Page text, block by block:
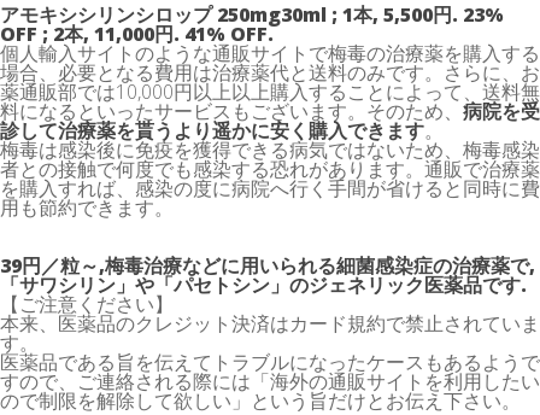
アモキシシリンシロップ 250mg30ml ; 1本, 5,500円. 23%
OFF ; 2本, 11,000円. 41% OFF.
個人輸入サイトのような通販サイトで梅毒の治療薬を購入する
場合、必要となる費用は治療薬代と送料のみです。さらに、お
薬通販部では10,000円以上以上購入することによって、送料無
料になるといったサービスもございます。そのため、 病院を受
診して治療薬を貰うより遥かに安く購入できます。
梅毒は感染後に免疫を獲得できる病気ではないため、梅毒感染
者との接触で何度でも感染する恐れがあります。通販で治療薬
を購入すれば、感染の度に病院へ行く手間が省けると同時に費
用も節約できます。
39円／粒～,梅毒治療などに用いられる細菌感染症の治療薬で,
「サワシリン」や「パセトシン」のジェネリック医薬品です.
【ご注意ください】
本来、医薬品のクレジット決済はカード規約で禁止されていま
す。
医薬品である旨を伝えてトラブルになったケースもあるようで
すので、ご連絡される際には「海外の通販サイトを利用したい
ので制限を解除して欲しい」という旨だけとお伝え下さい。